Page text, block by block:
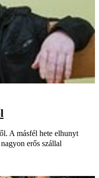
A másfél hete elhunyt
erős szállal